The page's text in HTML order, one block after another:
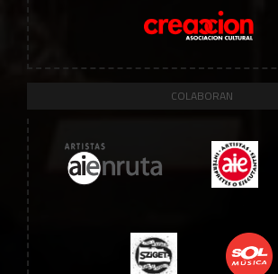
COLABORAN